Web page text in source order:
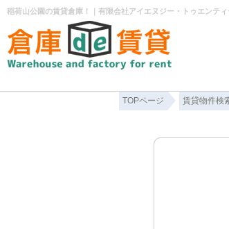
稲荷山公園の賃貸倉庫！｜有限会社アイエヌジー・トゥエンティ
TOPページ 賃貸物件検